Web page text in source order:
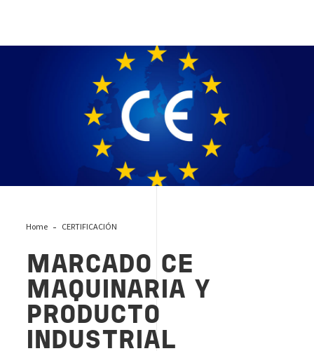
Home CERTIFICACIÓN
MARCADO CE
MAQUINARIA Y
PRODUCTO
INDUSTRIAL